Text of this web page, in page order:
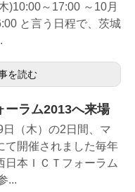
)10:00～17:00 ～10月
と言う日程で、茨城
を読む
ーラム2013へ来場
（木）の2日間、マ
て開催されました毎年
日本ＩＣＴフォーラム
...